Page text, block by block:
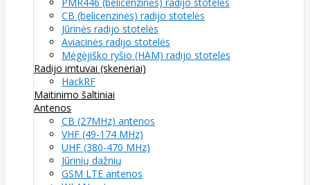
CB (belicenzinės) radijo stotelės
Jūrinės radijo stotelės
Aviacinės radijo stotelės
Mėgėjiško ryšio (HAM) radijo stotelės
Radijo imtuvai (skeneriai)
HackRF
Maitinimo šaltiniai
Antenos
CB (27MHz) antenos
VHF (49-174 MHz)
UHF (380-470 MHz)
Jūrinių dažnių
GSM LTE antenos